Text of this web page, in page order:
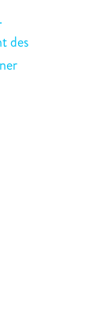
des